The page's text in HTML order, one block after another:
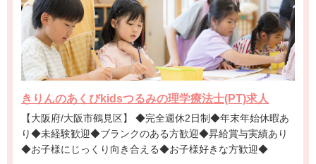
きりんのあくびkidsつるみの理学療法士(PT)求人
【大阪府/大阪市鶴見区】 ◆完全週休2日制◆年末年始休暇あ
り◆未経験歓迎◆ブランクのある方歓迎◆昇給賞与実績あり
◆お子様にじっくり向き合える◆お子様好きな方歓迎◆